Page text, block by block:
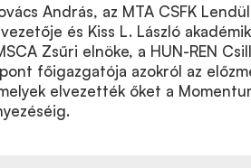
András, az MTA CSFK
és Kiss L. László
Zsűri elnöke, a HUN-REN
főigazgatója azokról az
elvezették őket a